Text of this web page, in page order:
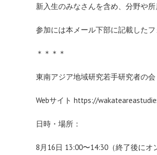
新入生のみなさんを含め、分野や
参加には本メール下部に記載した
＊＊＊＊
東南アジア地域研究若手研究者の
Webサイト https://
日時・場所：
8月16日 13:00〜14:30（終了後にオ